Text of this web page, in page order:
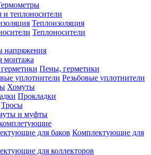
и теплоносители
Теплоизоляция
Теплоносители
напряжения
монтажа
Пены, герметики
Резьбовые уплотнители
Хомуты
Прокладки
Тросы
и муфты
Комплектующие для